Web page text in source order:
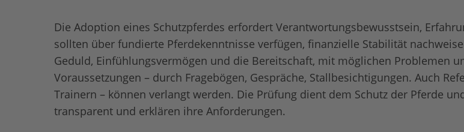
Die Adoption eines Schutzpferdes erfordert Verantwortungsbewusstsein,
sollten über fundierte Pferdekenntnisse verfügen, finanzielle Stabilität
Geduld, Einfühlungsvermögen und die Bereitschaft, mit möglichen Problemen
Voraussetzungen – durch Fragebögen, Gespräche, Stallbesichtigungen. Auch
Trainern – können verlangt werden. Die Prüfung dient dem Schutz der Pferde
transparent und erklären ihre Anforderungen.